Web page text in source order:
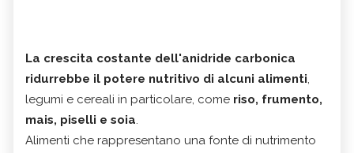
La crescita costante dell'anidride carbonica
ridurrebbe il potere nutritivo di alcuni alimenti,
legumi e cereali in particolare, come riso, frumento,
mais, piselli e soia.
Alimenti che rappresentano una fonte di nutrimento